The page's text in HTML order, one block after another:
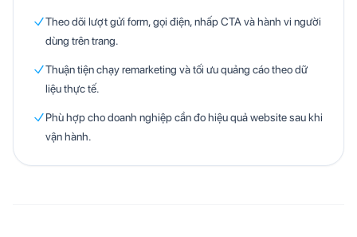
Theo dõi lượt gửi form, gọi điện, nhấp CTA và hành vi người
dùng trên trang.
Thuận tiện chạy remarketing và tối ưu quảng cáo theo dữ
liệu thực tế.
Phù hợp cho doanh nghiệp cần đo hiệu quả website sau khi
vận hành.